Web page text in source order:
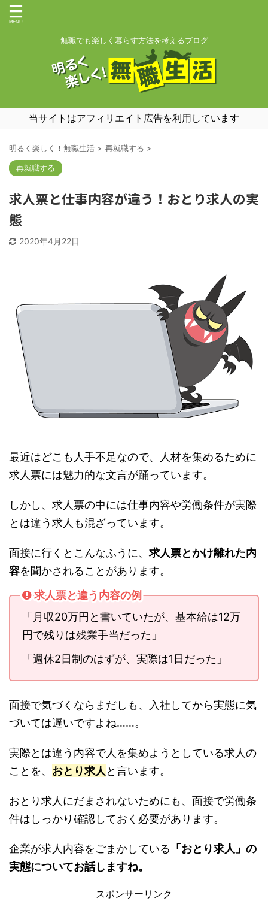
無職でも楽しく暮らす方法を考えるブログ
当サイトはアフィリエイト広告を利用しています
明るく楽しく！無職生活 > 再就職する >
再就職する
求人票と仕事内容が違う！おとり求人の実
態
2020年4月22日
最近はどこも人手不足なので、人材を集めるために
求人票には魅力的な文言が踊っています。
しかし、求人票の中には仕事内容や労働条件が実際
とは違う求人も混ざっています。
面接に行くとこんなふうに、 求人票とかけ離れた内
容を聞かされることがあります。
求人票と違う内容の例
「月収20万円と書いていたが、基本給は12万
円で残りは残業手当だった」
「週休2日制のはずが、実際は1日だった」
面接で気づくならまだしも、入社してから実態に気
づいては遅いですよね……。
実際とは違う内容で人を集めようとしている求人の
ことを、 おとり求人 と言います。
おとり求人にだまされないためにも、面接で労働条
件はしっかり確認しておく必要があります。
企業が求人内容をごまかしている 「おとり求人」の
実態についてお話しますね。
スポンサーリンク